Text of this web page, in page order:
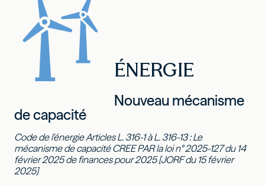
ÉNERGIE
Nouveau mécanisme
de capacité
Code de l'énergie Articles L. 316-1 à L. 316-13 : Le
mécanisme de capacité CREE PAR la loi n° 2025-127 du 14
février 2025 de finances pour 2025 [JORF du 15 février
2025]